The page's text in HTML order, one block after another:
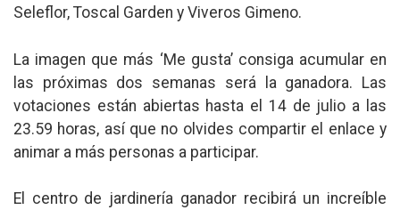
Seleflor, Toscal Garden y Viveros Gimeno.
La imagen que más ‘Me gusta’ consiga acumular en
las próximas dos semanas será la ganadora. Las
votaciones están abiertas hasta el 14 de julio a las
23.59 horas, así que no olvides compartir el enlace y
animar a más personas a participar.
El centro de jardinería ganador recibirá un increíble